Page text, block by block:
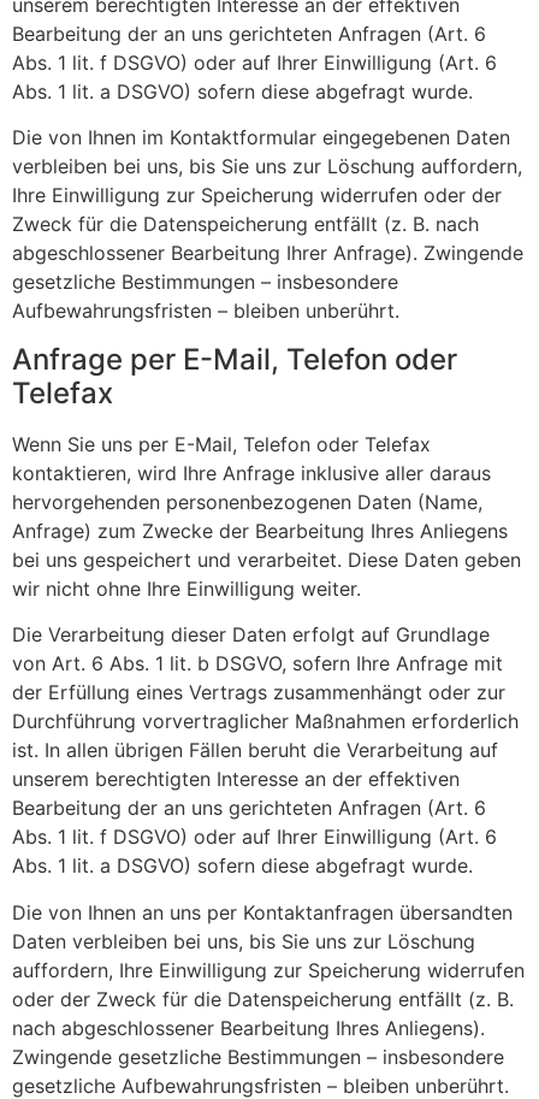
Bearbeitung der an uns gerichteten Anfragen (Art. 6
Abs. 1 lit. f DSGVO) oder auf Ihrer Einwilligung (Art. 6
Abs. 1 lit. a DSGVO) sofern diese abgefragt wurde.
Die von Ihnen im Kontaktformular eingegebenen Daten
verbleiben bei uns, bis Sie uns zur Löschung auffordern,
Ihre Einwilligung zur Speicherung widerrufen oder der
Zweck für die Datenspeicherung entfällt (z. B. nach
abgeschlossener Bearbeitung Ihrer Anfrage). Zwingende
gesetzliche Bestimmungen – insbesondere
Aufbewahrungsfristen – bleiben unberührt.
Anfrage per E-Mail, Telefon oder
Telefax
Wenn Sie uns per E-Mail, Telefon oder Telefax
kontaktieren, wird Ihre Anfrage inklusive aller daraus
hervorgehenden personenbezogenen Daten (Name,
Anfrage) zum Zwecke der Bearbeitung Ihres Anliegens
bei uns gespeichert und verarbeitet. Diese Daten geben
wir nicht ohne Ihre Einwilligung weiter.
Die Verarbeitung dieser Daten erfolgt auf Grundlage
von Art. 6 Abs. 1 lit. b DSGVO, sofern Ihre Anfrage mit
der Erfüllung eines Vertrags zusammenhängt oder zur
Durchführung vorvertraglicher Maßnahmen erforderlich
ist. In allen übrigen Fällen beruht die Verarbeitung auf
unserem berechtigten Interesse an der effektiven
Bearbeitung der an uns gerichteten Anfragen (Art. 6
Abs. 1 lit. f DSGVO) oder auf Ihrer Einwilligung (Art. 6
Abs. 1 lit. a DSGVO) sofern diese abgefragt wurde.
Die von Ihnen an uns per Kontaktanfragen übersandten
Daten verbleiben bei uns, bis Sie uns zur Löschung
auffordern, Ihre Einwilligung zur Speicherung widerrufen
oder der Zweck für die Datenspeicherung entfällt (z. B.
nach abgeschlossener Bearbeitung Ihres Anliegens).
Zwingende gesetzliche Bestimmungen – insbesondere
gesetzliche Aufbewahrungsfristen – bleiben unberührt.